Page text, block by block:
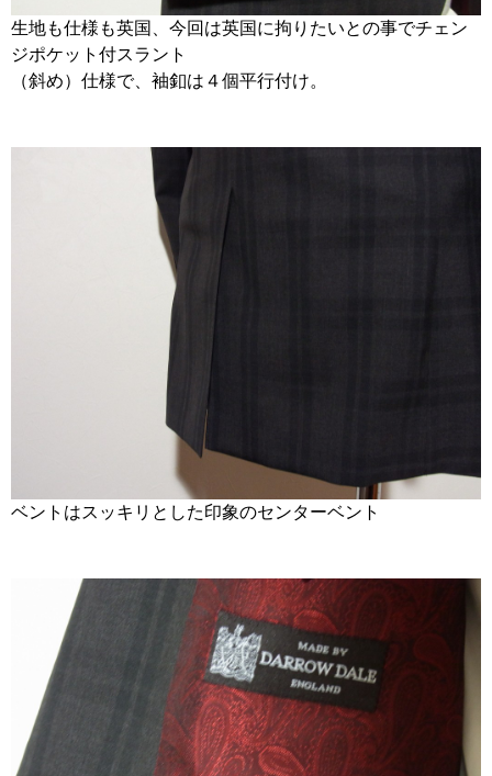
生地も仕様も英国、今回は英国に拘りたいとの事でチェン
ジポケット付スラント
（斜め）仕様で、袖釦は４個平行付け。
ベントはスッキリとした印象のセンターベント